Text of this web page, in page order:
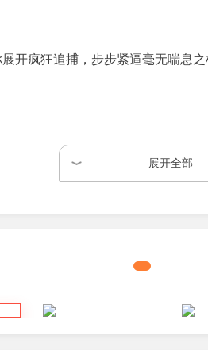
开疯狂追捕，步步紧逼毫无喘息
器，在随时可能崩塌摧毁的复杂环
展开全部